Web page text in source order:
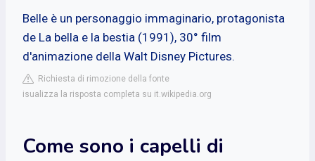
Belle è un personaggio immaginario, protagonista
de La bella e la bestia (1991), 30° film
d'animazione della Walt Disney Pictures.
Richiesta di rimozione della fonte
isualizza la risposta completa su it.wikipedia.org
Come sono i capelli di